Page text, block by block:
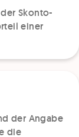
Skonto-
einer
der Angabe
die